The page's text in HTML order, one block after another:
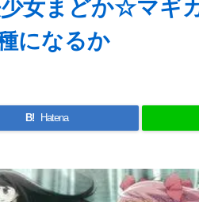
少女まどか☆マギ
になるか
B! Hatena